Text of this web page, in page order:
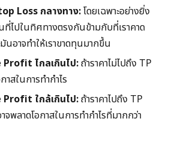
Loss กลางทาง:โดยเฉพาะอย่างยิ่ง
ที่ไปในทิศทางตรงกันข้ามกับที่เราคาด
นอาจทำให้เราขาดทุนมากขึ้น
ไกลเกินไป:ถ้าราคาไม่ไปถึง TP
าสในการทำกำไร
ใกล้เกินไป:ถ้าราคาไปถึง TP
าจพลาดโอกาสในการทำกำไรที่มากกว่า